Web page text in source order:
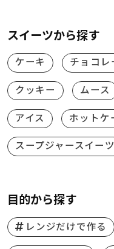
スイーツから探す
ケーキ チョコレ
クッキー ムース
アイス ホットケ
スープジャースイーツ
目的から探す
レンジだけで作る